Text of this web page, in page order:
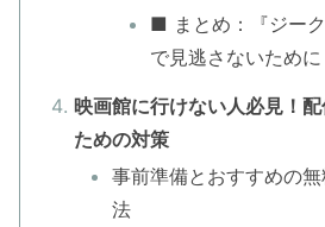
■ まとめ：『ジー
で見逃さないために
映画館に行けない人必見！
ための対策
事前準備とおすすめの
法